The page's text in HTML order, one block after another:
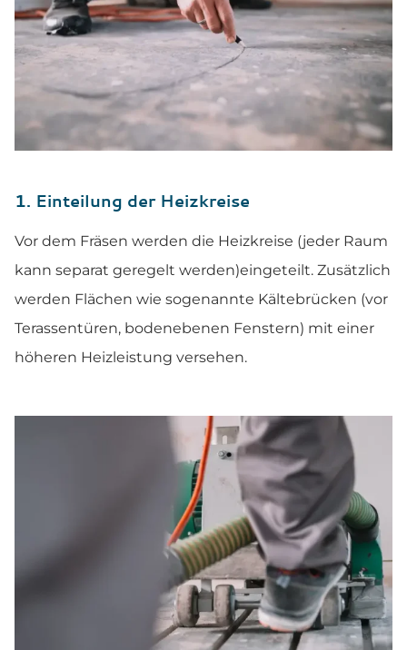
1. Einteilung der Heizkreise
Vor dem Fräsen werden die Heizkreise (jeder Raum
kann separat geregelt werden)eingeteilt. Zusätzlich
werden Flächen wie sogenannte Kältebrücken (vor
Terassentüren, bodenebenen Fenstern) mit einer
höheren Heizleistung versehen.